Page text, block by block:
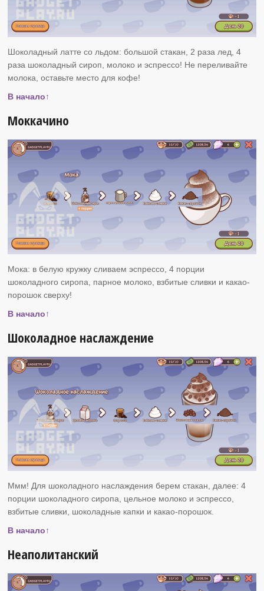
Шоколадный латте со льдом: большой стакан, 2 раза лед, 4
раза шоколадный сироп, молоко и эспрессо! Не переливайте
молока, оставьте место для кофе!
В начало↑
Моккачино
Мока: в белую кружку сливаем эспрессо, 4 порции
шоколадного сиропа, парное молоко, взбитые сливки и какао-
порошок сверху!
В начало↑
Шоколадное наслаждение
Ммм! Для шоколадного наслаждения берем стакан, далее: 4
порции шоколадного сиропа, цельное молоко и эспрессо,
взбитые сливки, шоколадные капки и какао-порошок.
В начало↑
Неаполитанский